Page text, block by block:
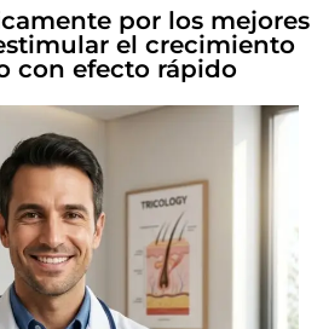
por los mejores
el crecimiento
con efecto rápido